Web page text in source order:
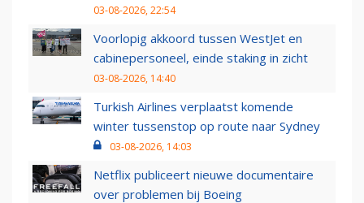
03-08-2026, 22:54
Voorlopig akkoord tussen WestJet en
cabinepersoneel, einde staking in zicht
03-08-2026, 14:40
Turkish Airlines verplaatst komende
winter tussenstop op route naar Sydney
03-08-2026, 14:03
Netflix publiceert nieuwe documentaire
over problemen bij Boeing